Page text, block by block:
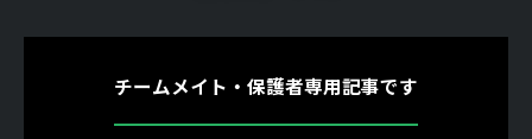
チームメイト・保護者専用記事です